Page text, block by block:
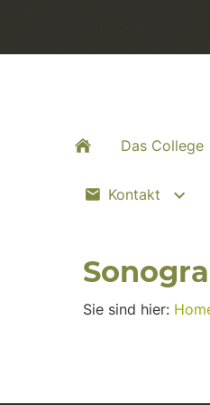
Das College
Kontakt
Sie sind hier: